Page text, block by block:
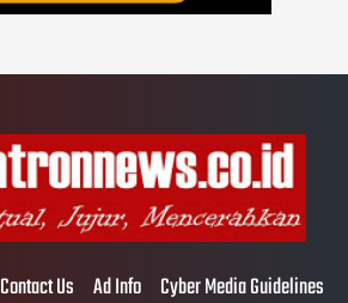
Contact Us Ad Info Cyber Media Guidelines